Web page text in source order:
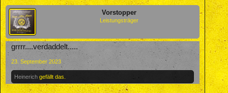
Vorstopper
Leistungsträger
grrrr....verdaddelt.....
23. September 2023
Heinerich gefällt das.